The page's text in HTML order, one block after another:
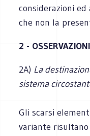
considerazioni ed
che non la
2 -
2A) La
sistema
Gli scarsi
variante